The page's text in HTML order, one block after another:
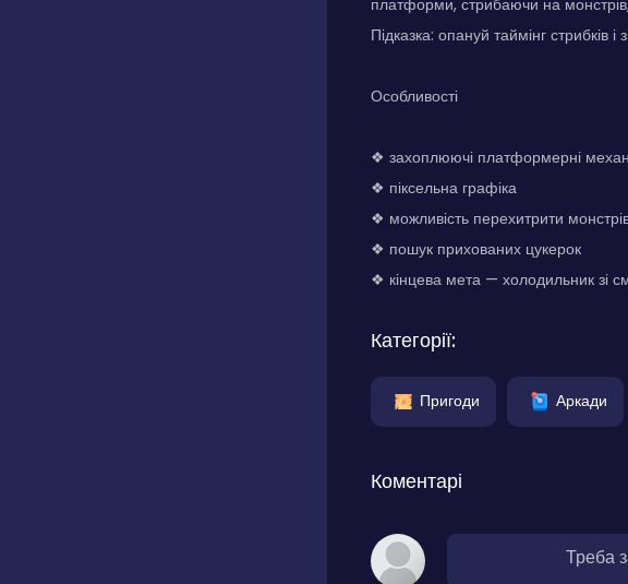
платформи, стрибаючи на
Підказка: опануй таймінг стрибків
Особливості
❖ захоплюючі платформерні
❖ піксельна графіка
❖ можливість перехитрити
❖ пошук прихованих цукерок
❖ кінцева мета — холодильник зі
Категорії:
Пригоди Аркади
Коментарі
Треба